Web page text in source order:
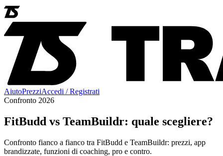
AiutoPrezziAccedi / Registrati
Confronto 2026
FitBudd vs TeamBuildr: quale scegliere?
Confronto fianco a fianco tra FitBudd e TeamBuildr: prezzi, app
brandizzate, funzioni di coaching, pro e contro.